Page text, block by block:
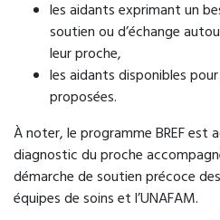
les aidants exprimant un
soutien ou d’échange
leur proche,
les aidants disponibles
proposées.
À noter, le programme BREF est
diagnostic du proche
démarche de soutien précoce
équipes de soins et l’UNAFAM.